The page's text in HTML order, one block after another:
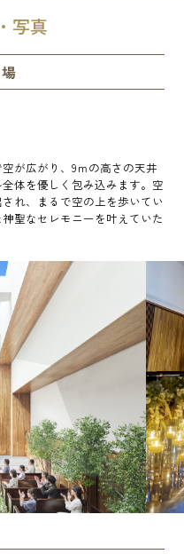
写真
が広がり、9ｍの高さの天井
体を優しく包み込みます。空
れ、まるで空の上を歩いてい
聖なセレモニーを叶えていた